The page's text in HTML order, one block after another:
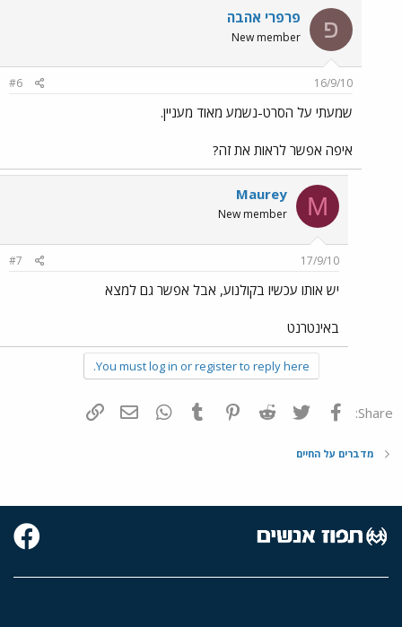
פ פרפרי אהבה
New member
16/9/10
#6
שמעתי על הסרט-נשמע מאוד מעניין.
איפה אפשר לראות את זה?
M
Maurey
New member
17/9/10
#7
יש אותו עכשיו בקולנוע, אבל אפשר גם למצא
באינטרנט
You must log in or register to reply here.
Share: פייסבוק Twitter
Reddit
Pinterest
Tumblr
WhatsAppדואר אלקטרוני
מדברים על החיים